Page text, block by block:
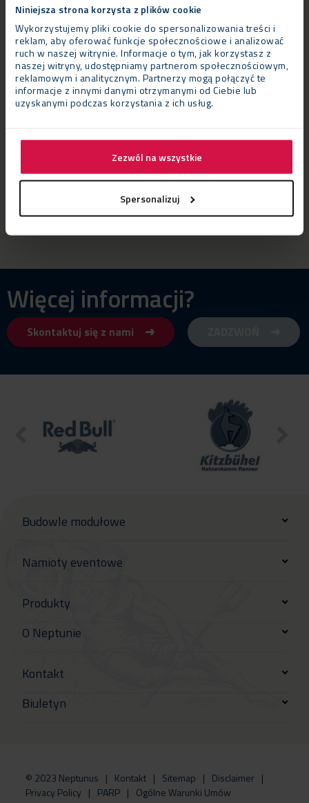
Niniejsza strona korzysta z plików cookie
Wykorzystujemy pliki cookie do spersonalizowania treści i
reklam, aby oferować funkcje społecznościowe i analizować
ruch w naszej witrynie. Informacje o tym, jak korzystasz z
naszej witryny, udostępniamy partnerom społecznościowym,
reklamowym i analitycznym. Partnerzy mogą połączyć te
informacje z innymi danymi otrzymanymi od Ciebie lub
uzyskanymi podczas korzystania z ich usług.
Zezwól na wszystkie
Spersonalizuj
Pracując w firmie Neptunus można zarazić się „wirusem
Neptunus”, co oznacza, że wszędzie dookoła zaczniesz
dostrzegać konstrukcje tej firmy. Na przykład namioty na
imprezach sportowych, czy tymczasową halę sportową lub
supermarket. Ogromny zakres działań firmy Neptunus można
dostrzec dopiero pracując tutaj.
częścią liczącego 200 pracowników zespołu Neptunusa,
sprawdź szybko nasze oferty pracy. Być może wkrótce i Ty
staniesz się częścią naszego zespołu.
Więcej informacji?
Skontaktuj się z nami
Budowle modułowe
Namioty eventowe
Produkty
O Neptunie
Kontakt
Biuletyn
© 2023 Neptunus Kontakt Sitemap
Disclaimer
Privacy Policy
PARP Ogólne Warunki Umów